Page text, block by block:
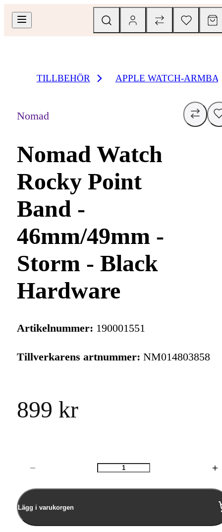
TILLBEHÖR APPLE WATCH-
Nomad
Nomad Watch
Rocky Point
Band -
46mm/49mm -
Storm - Black
Hardware
Artikelnummer: 190001551
Tillverkarens artnummer: NM014803858
899 kr
Antal
Lägg i varukorgen